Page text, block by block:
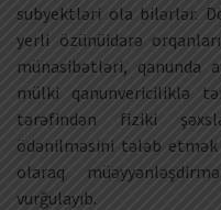
subyektləri ola bilərlər.
yerli özünüidarə
münasibətləri, qanunda
mülki qanunvericiliklə
tərəfindən fiziki
ödənilməsini tələb
olaraq
vurğulayıb.